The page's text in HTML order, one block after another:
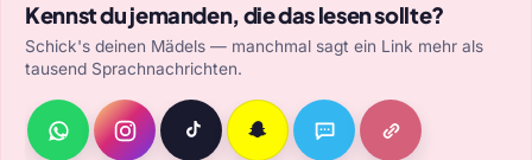
Kennst du jemanden, die das lesen sollte?
Schick's deinen Mädels — manchmal sagt ein Link mehr als
tausend Sprachnachrichten.